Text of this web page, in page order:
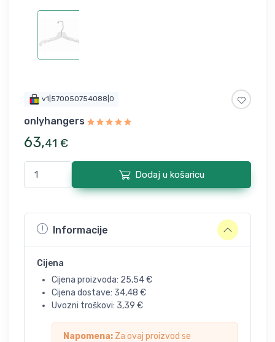
v1|570050754088|0
onlyhangers
63,41 €
Dodaj u košaricu
Informacije
Cijena
Cijena proizvoda: 25,54€
Cijena dostave: 34,48 €
Uvozni troškovi: 3,39 €
Napomena: Za ovaj proizvod se